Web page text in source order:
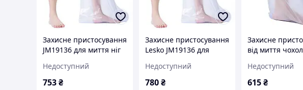
Захисне пристосування
JM19136 для миття ніг
потрапляння води
водонепроникний
Недоступний
753₴
Захисне пристосування
Lesko JM19136 для
гіпсу від потрапляння
води водонепроникний
Недоступний
780₴
Захисне
від миття
випадання ніг
для захисту
Недоступний
615₴